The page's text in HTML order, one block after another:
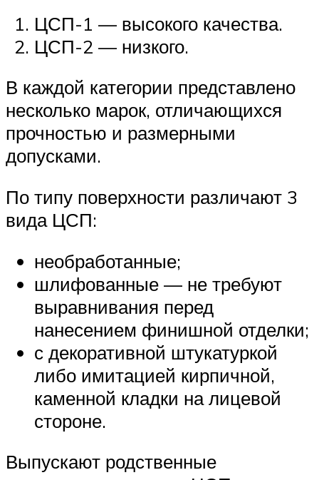
ЦСП-1 — высокого качества.
ЦСП-2 — низкого.
В каждой категории представлено
несколько марок, отличающихся
прочностью и размерными
допусками.
По типу поверхности различают 3
вида ЦСП:
необработанные;
шлифованные — не требуют
выравнивания перед
нанесением финишной отделки;
с декоративной штукатуркой
либо имитацией кирпичной,
каменной кладки на лицевой
стороне.
Выпускают родственные